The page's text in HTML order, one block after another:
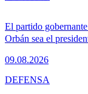
El partido
Orbán sea el
09.08.2026
DEFENSA